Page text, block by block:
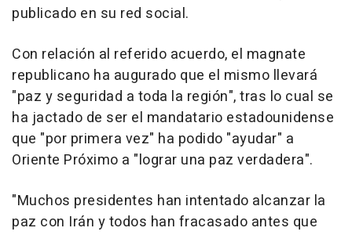
publicado en su red social.
Con relación al referido acuerdo, el magnate
republicano ha augurado que el mismo llevará
"paz y seguridad a toda la región", tras lo cual se
ha jactado de ser el mandatario estadounidense
que "por primera vez" ha podido "ayudar" a
Oriente Próximo a "lograr una paz verdadera".
"Muchos presidentes han intentado alcanzar la
paz con Irán y todos han fracasado antes que